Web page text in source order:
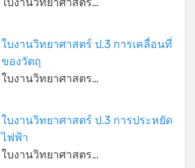
ใบงานวิทยาศาสตร…
ใบงานวิทยาศาสตร์ ป.3 การเคลื่อนที่
ของวัตถุ
ใบงานวิทยาศาสตร…
ใบงานวิทยาศาสตร์ ป.3 การประหยัด
ไฟฟ้า
ใบงานวิทยาศาสตร…
*